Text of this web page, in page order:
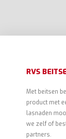
RVS
Met beitsen
product met
lasnaden
we zelf of
partners.